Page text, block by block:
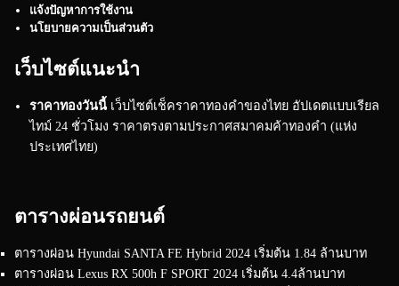
แจ้งปัญหาการใช้งาน
นโยบายความเป็นส่วนตัว
เว็บไซต์แนะนำ
ราคาทองวันนี้ เว็บไซต์เช็คราคาทองคำของไทย อัปเดตแบบเรียล
ไทม์ 24 ชั่วโมง ราคาตรงตามประกาศสมาคมค้าทองคำ (แห่ง
ประเทศไทย)
ตารางผ่อนรถยนต์
ตารางผ่อน Hyundai SANTA FE Hybrid 2024 เริ่มต้น 1.84 ล้านบาท
ตารางผ่อน Lexus RX 500h F SPORT 2024 เริ่มต้น 4.4ล้านบาท